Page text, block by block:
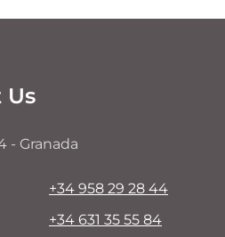
Us
- Granada
+34 958 29 28 44
+34 631 35 55 84